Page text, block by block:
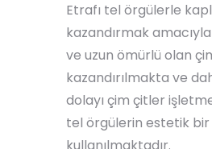
Etrafı tel örgülerle
kazandırmak
ve uzun ömürlü olan
kazandırılmakta ve
dolayı çim çitler
tel örgülerin estetik bir